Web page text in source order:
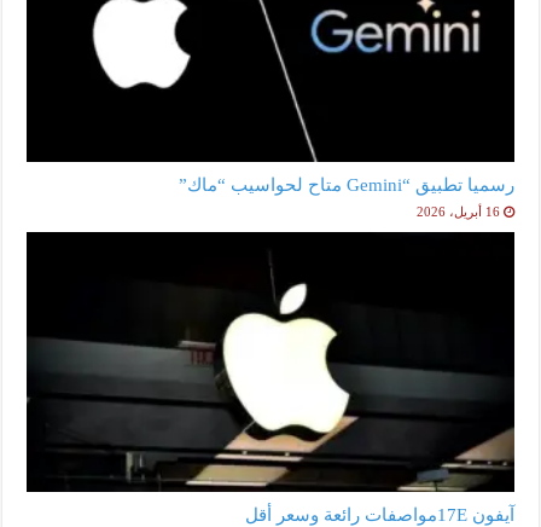
رسميا تطبيق “Gemini متاح لحواسيب “ماك”
16 أبريل، 2026
آيفون 17Eمواصفات رائعة وسعر أقل